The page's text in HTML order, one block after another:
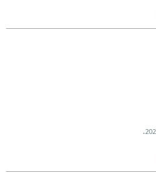
.